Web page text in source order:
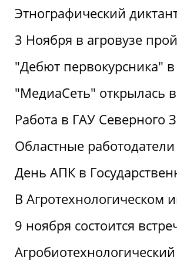
Этнографический
3 Ноября в агровузе
"Дебют первокурсника"
"МедиаСеть" открылась
Работа в ГАУ Северного
Областные
День АПК в
В Агротехнологическом
9 ноября состоится